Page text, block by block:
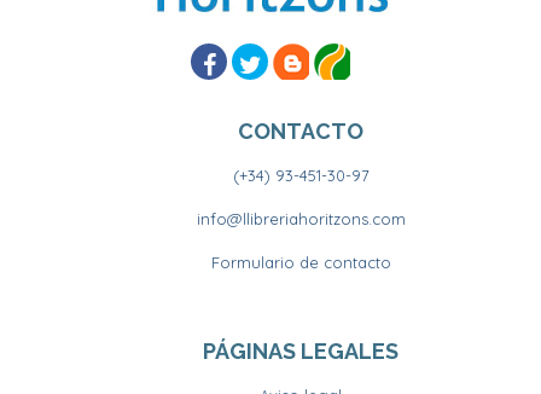
CONTACTO
(+34) 93-451-30-97
info@llibreriahoritzons.com
Formulario de contacto
PÁGINAS LEGALES